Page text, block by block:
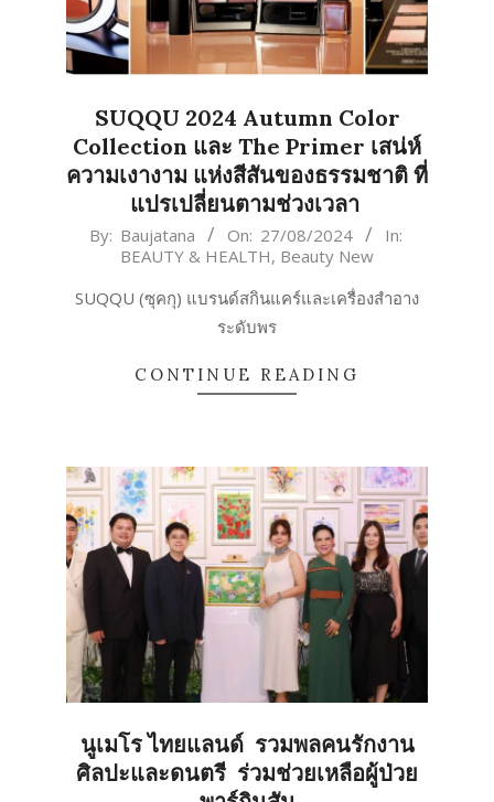
SUQQU 2024 Autumn Color
Collection และ The Primer เสน่ห์
ความเงางาม แห่งสีสันของธรรมชาติ ที่
แปรเปลี่ยนตามช่วงเวลา
2024-
27
By: Baujatana On: 27/08/2024
In:
BEAUTY & HEALTH, Beauty New
SUQQU (ซุคกุ) แบรนด์สกินแคร์และเครื่องสำอาง
ระดับพร
CONTINUE READING
นูเมโร ไทยแลนด์ รวมพลคนรักงาน
ศิลปะและดนตรี ร่วมช่วยเหลือผู้ป่วย